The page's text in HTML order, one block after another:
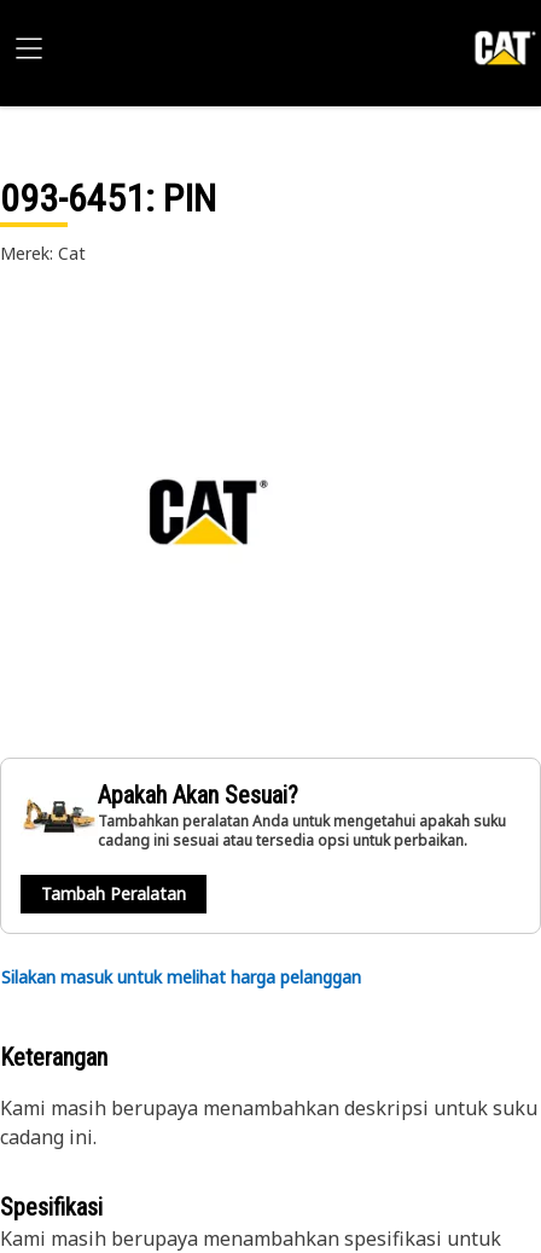
093-6451: PIN
Merek: Cat
Apakah Akan Sesuai?
Tambahkan peralatan Anda untuk mengetahui apakah suku
cadang ini sesuai atau tersedia opsi untuk perbaikan.
Tambah Peralatan
Silakan masuk untuk melihat harga pelanggan
Keterangan
Kami masih berupaya menambahkan deskripsi untuk suku
cadang ini.
Spesifikasi
Kami masih berupaya menambahkan spesifikasi untuk